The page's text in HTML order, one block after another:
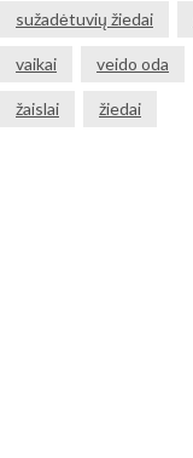
sužadėtuvių žiedai
vaikai veido oda
žaislai žiedai